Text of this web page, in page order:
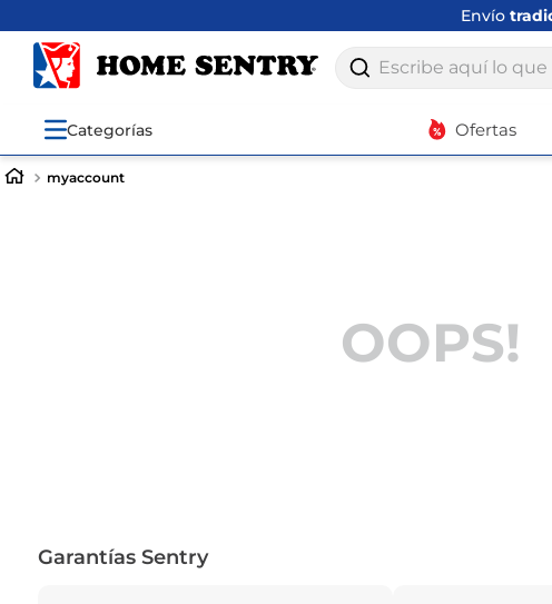
Envío
Escribe aquí lo que
Categorías Ofertas
myaccount
OOPS!
Garantías Sentry